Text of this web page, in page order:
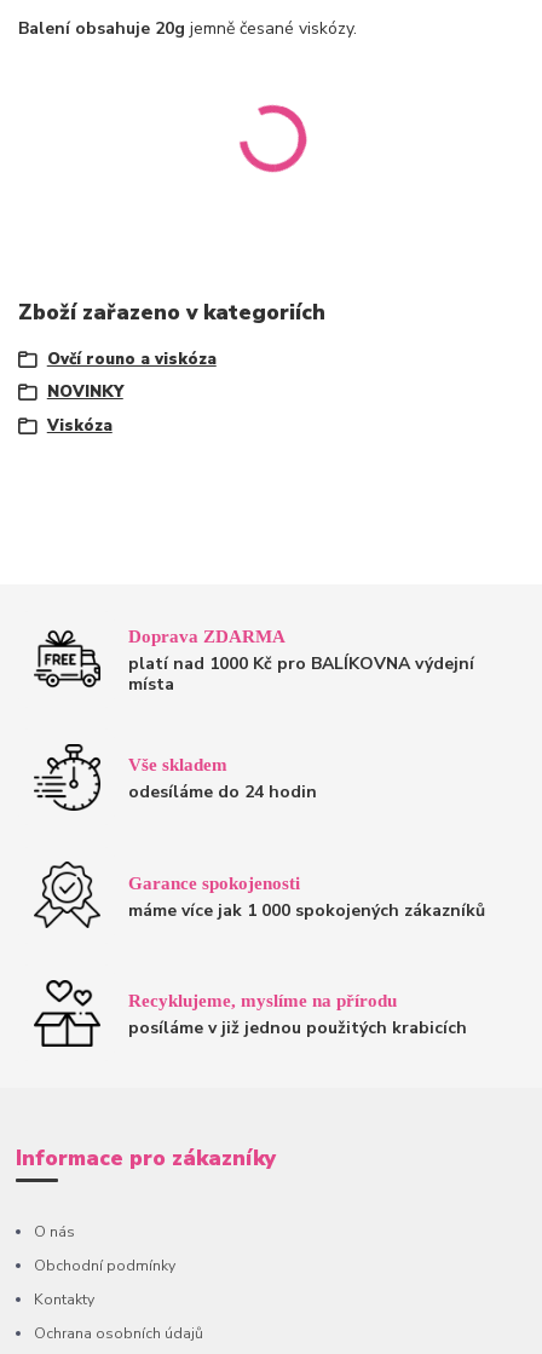
Balení obsahuje 20g jemně česané viskózy.
Zboží zařazeno v kategoriích
Ovčí rouno a viskóza
NOVINKY
Viskóza
Doprava ZDARMA
platí nad 1000 Kč pro BALÍKOVNA výdejní
místa
Vše skladem
odesíláme do 24 hodin
Garance spokojenosti
máme více jak 1 000 spokojených zákazníků
Recyklujeme, myslíme na přírodu
posíláme v již jednou použitých krabicích
Informace pro zákazníky
O nás
Obchodní podmínky
Kontakty
Ochrana osobních údajů